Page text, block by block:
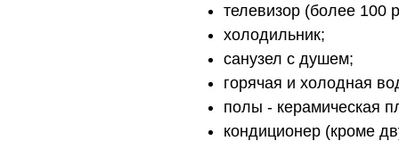
телевизор (более 100
холодильник;
санузел с душем;
горячая и холодная
полы - керамическая
кондиционер (кроме